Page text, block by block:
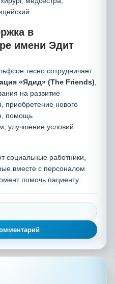
в
имени Эдит
тесно сотрудничает
«Ядид» (The Friends)
на развитие
приобретение нового
помощь
улучшение условий
социальные работники,
вместе с персоналом
помочь пациенту.